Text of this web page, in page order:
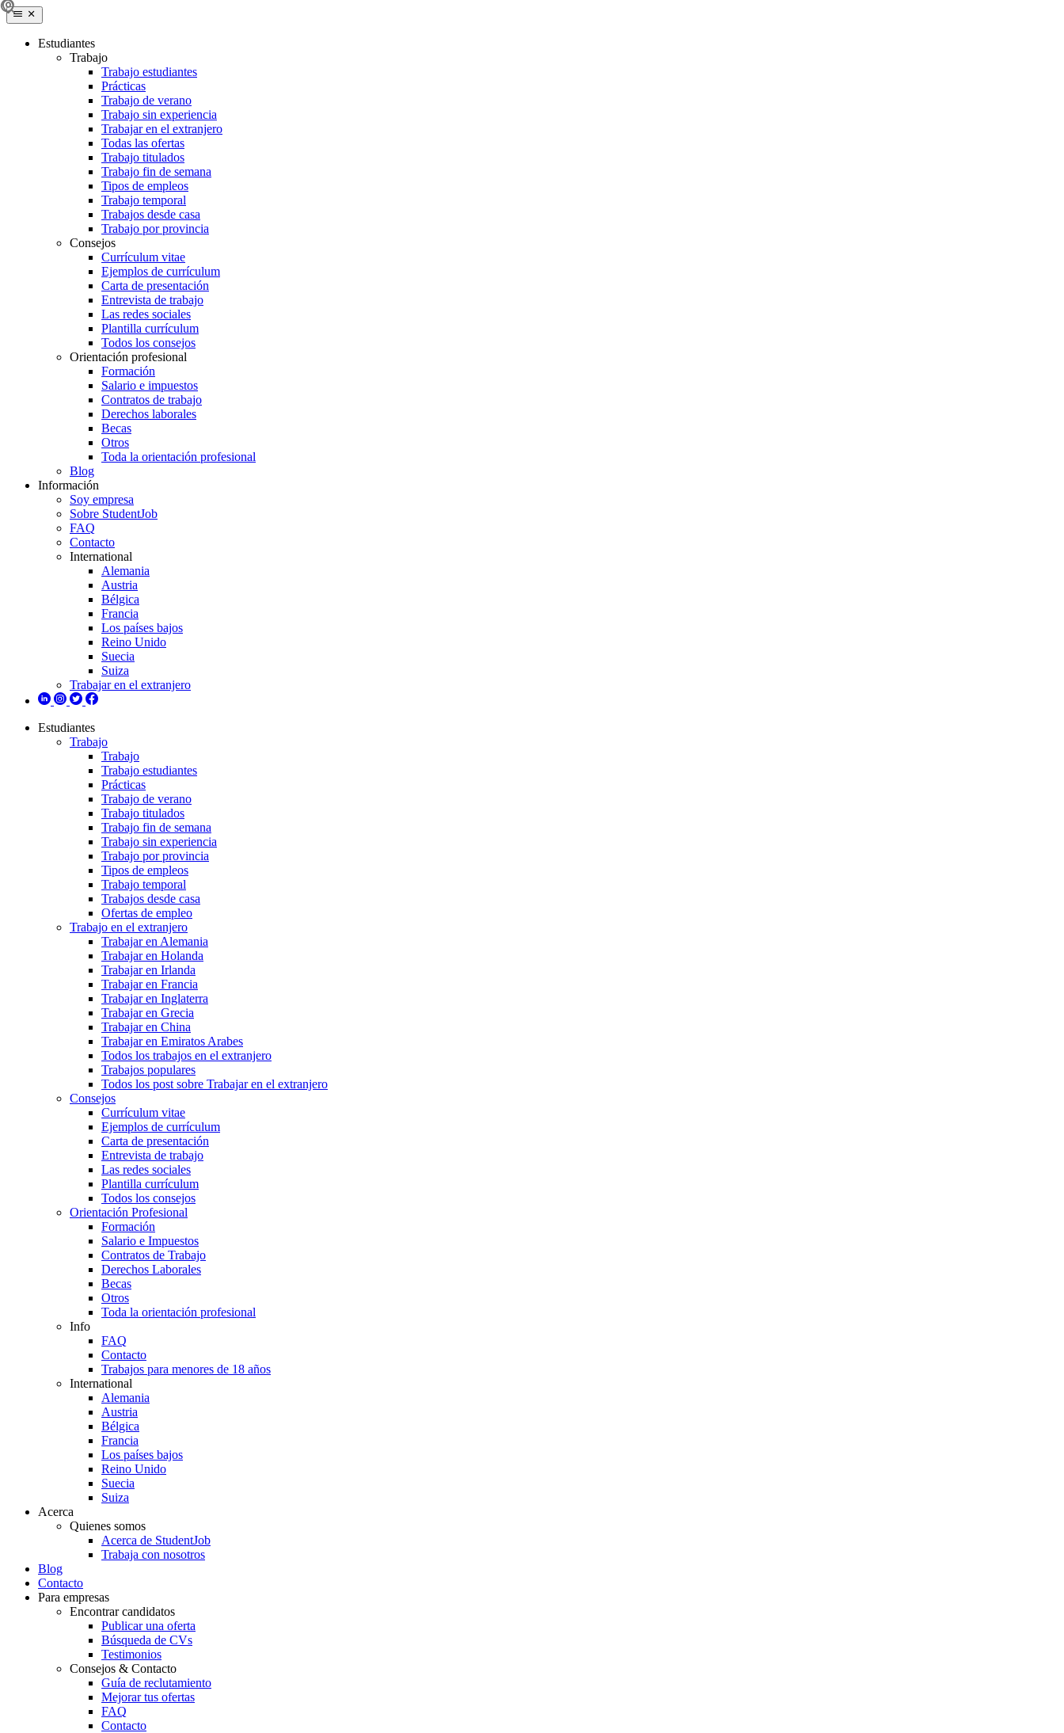
Estudiantes
Trabajo
Trabajo estudiantes
Prácticas
Trabajo de verano
Trabajo sin experiencia
Trabajar en el extranjero
Todas las ofertas
Trabajo titulados
Trabajo fin de semana
Tipos de empleos
Trabajo temporal
Trabajos desde casa
Trabajo por provincia
Consejos
Currículum vitae
Ejemplos de currículum
Carta de presentación
Entrevista de trabajo
Las redes sociales
Plantilla currículum
Todos los consejos
Orientación profesional
Formación
Salario e impuestos
Contratos de trabajo
Derechos laborales
Becas
Otros
Toda la orientación profesional
Blog
Información
Soy empresa
Sobre StudentJob
FAQ
Contacto
International
Alemania
Austria
Bélgica
Francia
Los países bajos
Reino Unido
Suecia
Suiza
Trabajar en el extranjero
Estudiantes
Trabajo
Trabajo
Trabajo estudiantes
Prácticas
Trabajo de verano
Trabajo titulados
Trabajo fin de semana
Trabajo sin experiencia
Trabajo por provincia
Tipos de empleos
Trabajo temporal
Trabajos desde casa
Ofertas de empleo
Trabajo en el extranjero
Trabajar en Alemania
Trabajar en Holanda
Trabajar en Irlanda
Trabajar en Francia
Trabajar en Inglaterra
Trabajar en Grecia
Trabajar en China
Trabajar en Emiratos Arabes
Todos los trabajos en el extranjero
Trabajos populares
Todos los post sobre Trabajar en el extranjero
Consejos
Currículum vitae
Ejemplos de currículum
Carta de presentación
Entrevista de trabajo
Las redes sociales
Plantilla currículum
Todos los consejos
Orientación Profesional
Formación
Salario e Impuestos
Contratos de Trabajo
Derechos Laborales
Becas
Otros
Toda la orientación profesional
Info
FAQ
Contacto
Trabajos para menores de 18 años
International
Alemania
Austria
Bélgica
Francia
Los países bajos
Reino Unido
Suecia
Suiza
Acerca
Quienes somos
Acerca de StudentJob
Trabaja con nosotros
Blog
Contacto
Para empresas
Encontrar candidatos
Publicar una oferta
Búsqueda de CVs
Testimonios
Consejos & Contacto
Guía de reclutamiento
Mejorar tus ofertas
FAQ
Contacto